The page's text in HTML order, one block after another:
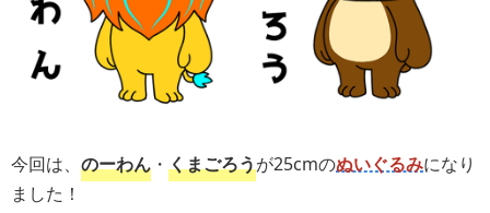
今回は、 のーわん ・ くまごろうが25cmのぬいぐるみになり
ました！